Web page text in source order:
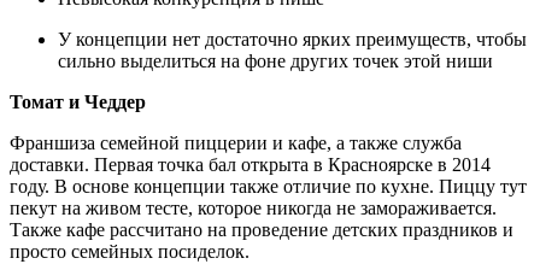
У концепции нет достаточно ярких преимуществ, чтобы
сильно выделиться на фоне других точек этой ниши
Томат и Чеддер
Франшиза семейной пиццерии и кафе, а также служба
доставки. Первая точка бал открыта в Красноярске в 2014
году. В основе концепции также отличие по кухне. Пиццу тут
пекут на живом тесте, которое никогда не замораживается.
Также кафе рассчитано на проведение детских праздников и
просто семейных посиделок.